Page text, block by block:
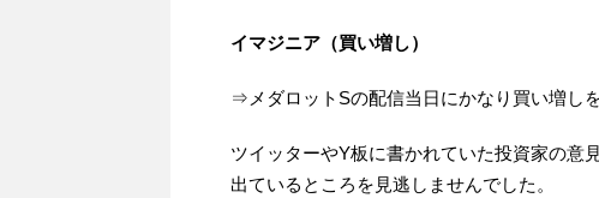
イマジニア（買い増し）
⇒メダロットSの配信当日にかなり買い増しを
ツイッターやY板に書かれていた投資家の意
出ているところを見逃しませんでした。